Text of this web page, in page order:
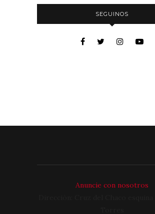
SEGUINOS
Anuncie con nosotros